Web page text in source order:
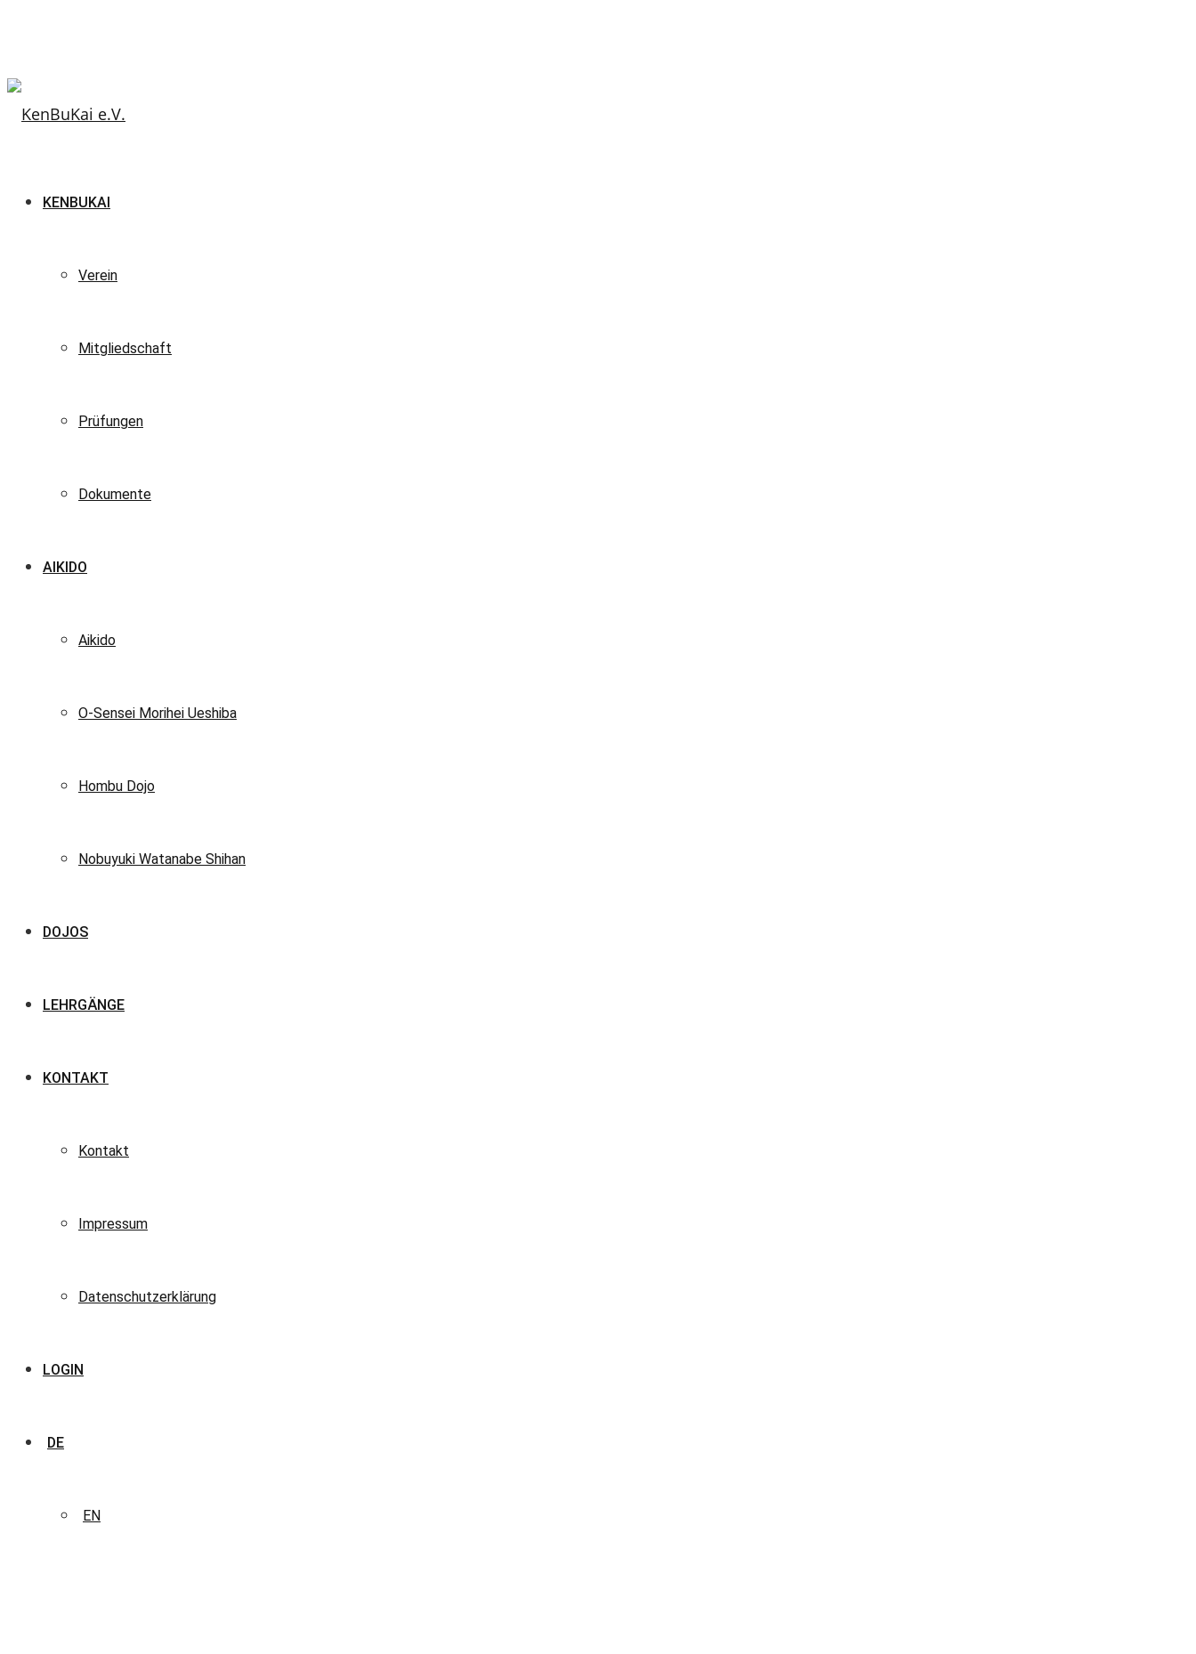
KENBUKAI
Verein
Mitgliedschaft
Prüfungen
Dokumente
AIKIDO
Aikido
O-Sensei Morihei Ueshiba
Hombu Dojo
Nobuyuki Watanabe Shihan
DOJOS
LEHRGÄNGE
KONTAKT
Kontakt
Impressum
Datenschutzerklärung
LOGIN
DE
EN